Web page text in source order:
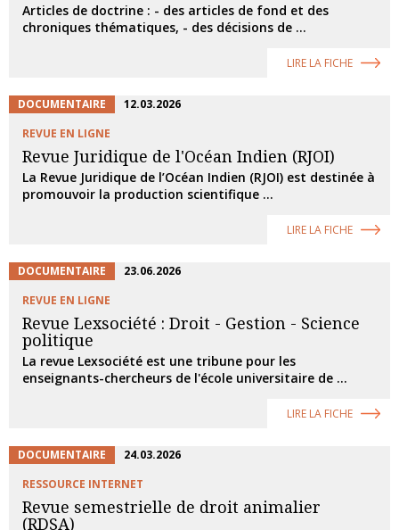
Articles de doctrine : - des articles de fond et des
chroniques thématiques, - des décisions de ...
LIRE LA FICHE
DOCUMENTAIRE
12.03.2026
REVUE EN LIGNE
Revue Juridique de l'Océan Indien (RJOI)
La Revue Juridique de l’Océan Indien (RJOI) est destinée à
promouvoir la production scientifique ...
LIRE LA FICHE
DOCUMENTAIRE
23.06.2026
REVUE EN LIGNE
Revue Lexsociété : Droit - Gestion - Science
politique
La revue Lexsociété est une tribune pour les
enseignants-chercheurs de l'école universitaire de ...
LIRE LA FICHE
DOCUMENTAIRE
24.03.2026
RESSOURCE INTERNET
Revue semestrielle de droit animalier
(RDSA)